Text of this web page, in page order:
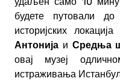
будете путовали
историјских
Антонија и Средња
овај музеј
истраживања